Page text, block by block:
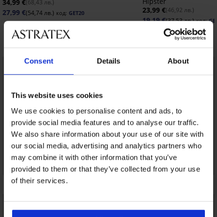
Consent Details About
This website uses cookies
We use cookies to personalise content and ads, to
provide social media features and to analyse our traffic.
We also share information about your use of our site with
our social media, advertising and analytics partners who
may combine it with other information that you’ve
provided to them or that they’ve collected from your use
of their services.
34,99 €(68,43 лв.)
27,99 €(54,74 лв.) код: GET20
23,99 €(46,92 лв.)
19,19 €(37,53 лв.) код:
Открийте подобни артикули
LIMITED LIMITED